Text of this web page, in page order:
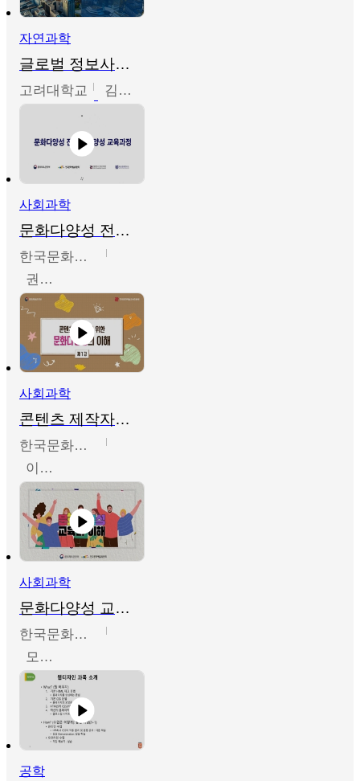
자연과학
글로벌 정보사회와 통계의 창의적 기능
고려대학교 김희영
사회과학
문화다양성 전문인력 양성 기본과정 - 문화다양성의 이해
한국문화예술교육진흥원
권숙인 외 8명
사회과학
콘텐츠 제작자를 위한 문화다양성의 이해
한국문화예술교육진흥원
이성민
사회과학
문화다양성 교육의 이해
한국문화예술교육진흥원
모경환,성상환,정문성
공학